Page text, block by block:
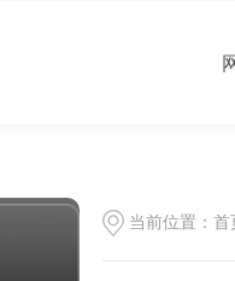
当前位置：首